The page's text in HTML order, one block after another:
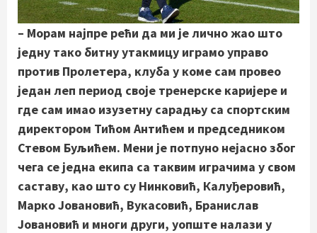
– Морам најпре рећи да ми је лично жао што
једну тако битну утакмицу играмо управо
против Пролетера, клуба у коме сам провео
један леп период своје тренерске каријере и
где сам имао изузетну сарадњу са спортским
директором Тићом Антићем и председником
Стевом Буљићем. Мени је потпуно нејасно због
чега се једна екипа са таквим играчима у свом
саставу, као што су Нинковић, Калуђеровић,
Марко Јовановић, Вукасовић, Бранислав
Јовановић и многи други, уопште налази у